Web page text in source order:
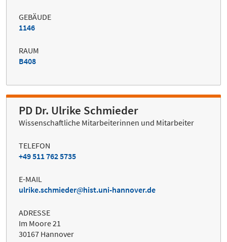
GEBÄUDE
1146
RAUM
B408
PD Dr. Ulrike Schmieder
Wissenschaftliche Mitarbeiterinnen und Mitarbeiter
TELEFON
+49 511 762 5735
E-MAIL
ulrike.schmieder
hist.uni-hannover.de
ADRESSE
Im Moore 21
30167 Hannover